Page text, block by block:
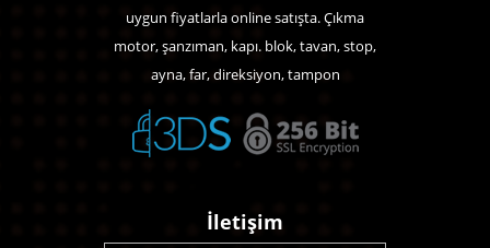
uygun fiyatlarla online satışta. Çıkma
motor, şanzıman, kapı. blok, tavan, stop,
ayna, far, direksiyon, tampon
İletişim